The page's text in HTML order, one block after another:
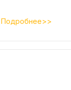
Подробнее>>